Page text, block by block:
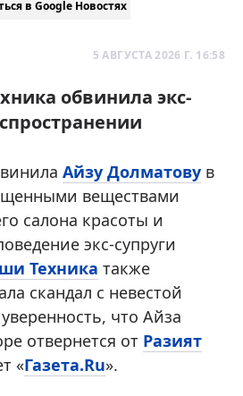
в Google Новостях
5 АВГУСТА 2026 Г. 16:58
обвинила экс-
Айзу Долматову в
веществами
салона красоты и
экс-супруги
Техника также
скандал с невестой
что Айза
отвернется от Разият
«Газета.Ru».